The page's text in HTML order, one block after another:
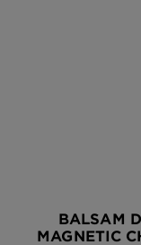
BALSAM
MAGNETIC